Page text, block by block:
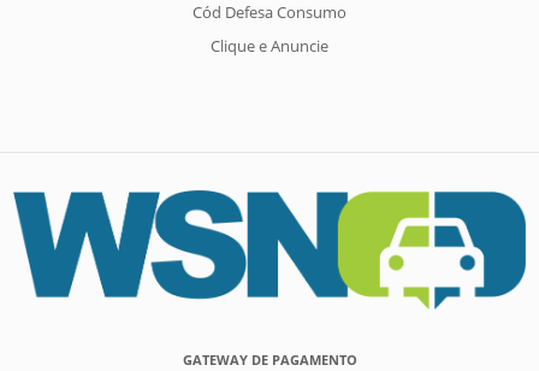
Cód Defesa Consumo
Clique e Anuncie
GATEWAY DE PAGAMENTO